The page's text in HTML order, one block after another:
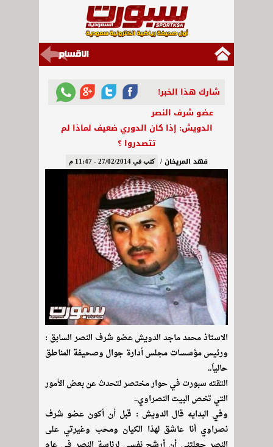
شارك هذا الخبر!
عضو شرف النصر
الدويش: إذا كان الدوري ضعيف لماذا لم
تتصدروا ؟
فهد المريخان / كتب في 27/02/2014 - 11:47 م
الاستاذ محمد ماجد الدويش عضو شرف النصر السابق :
ورئيس مؤسسات مجلس أدارة جوال وصحيفة المناطق
حالياَ..
التقته سبورت في حوار مختصر لتحدث عن بعض الأمور
التي تخص البيت النصراوي..
وفي البدايه قال الدويش : قبل أن أكون عضو شرف
نصراوي أنا عاشق لهذا الكيان ومحب وغيرتي على